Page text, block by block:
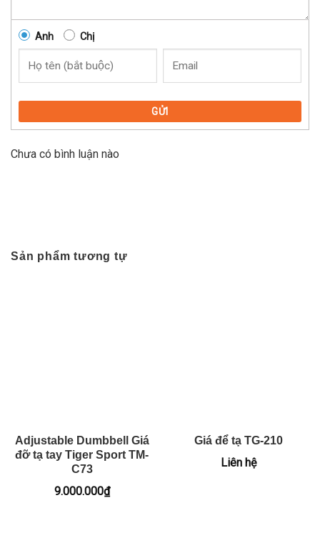
Anh Chị
GỬI
Chưa có bình luận nào
Sản phẩm tương tự
Adjustable Dumbbell Giá
đỡ tạ tay Tiger Sport TM-
C73
9.000.000₫
Giá để tạ TG-210
Liên hệ